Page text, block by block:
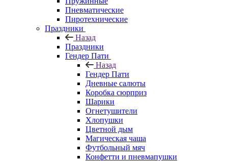
Пневматические
Пиротехнические
Праздники
Назад
Праздники
Гендер Пати
Назад
Гендер Пати
Дневные салюты
Коробка сюрприз
Шарики
Огнетушители
Хлопушки
Цветной дым
Магическая чаша
Футбольный мяч
Конфетти и пневмапушки